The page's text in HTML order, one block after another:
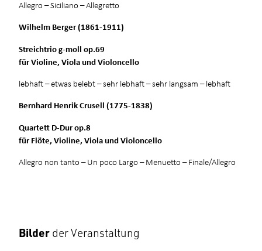
Allegro – Siciliano – Allegretto
Wilhelm Berger (1861-1911)
Streichtrio g-moll op.69
für Violine, Viola und Violoncello
lebhaft – etwas belebt – sehr lebhaft – sehr langsam – lebhaft
Bernhard Henrik Crusell (1775-1838)
Quartett D-Dur op.8
für Flöte, Violine, Viola und Violoncello
Allegro non tanto – Un poco Largo – Menuetto – Finale/Allegro
Bilder der Veranstaltung